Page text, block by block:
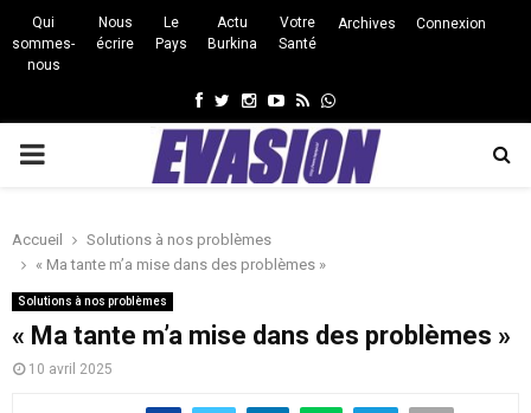
Qui
sommes-
nous
Nous
écrire
Le
Pays
Actu
Burkina
Votre
Santé
Archives Connexion
Facebook
Twitter
Instagram
Youtube
RssWhatsapp
PRIMARY
Accueil
Solutions à nos problèmes
« Ma tante m’a mise dans des problèmes »
Solutions à nos problèmes
« Ma tante m’a mise dans des problèmes »
10 avril 2025